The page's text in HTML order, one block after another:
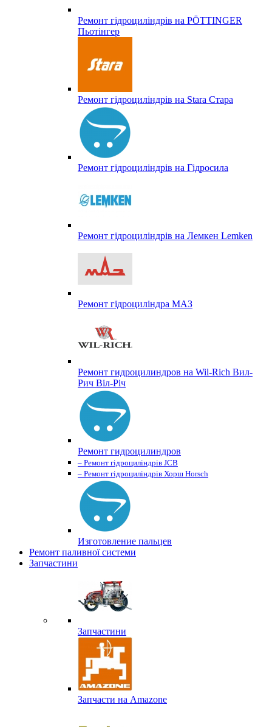
Ремонт гідроциліндрів на PÖTTINGER
Пьотінгер
Ремонт гідроциліндрів на Stara Стара
Ремонт гідроциліндрів на Гідросила
Ремонт гідроциліндрів на Лемкен Lemken
Ремонт гідроциліндра МАЗ
Ремонт гидроцилиндров на Wil-Rich Вил-
Рич Віл-Річ
Ремонт гидроцилиндров
– Ремонт гідроциліндрів JCB
– Ремонт гідроциліндрів Хорш Horsch
Изготовление пальцев
Ремонт паливної системи
Запчастини
Запчастини
Запчасти на Amazone